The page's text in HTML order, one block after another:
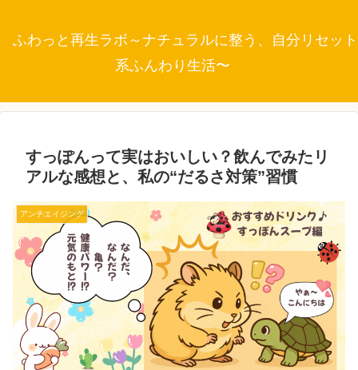
ふわっと再生ラボ～ナチュラルに整う、自分リセット
系ふんわり生活〜
すっぽんって実はおいしい？飲んでみたリ
アルな感想と、私の“だるさ対策”習慣
アンチエイジング